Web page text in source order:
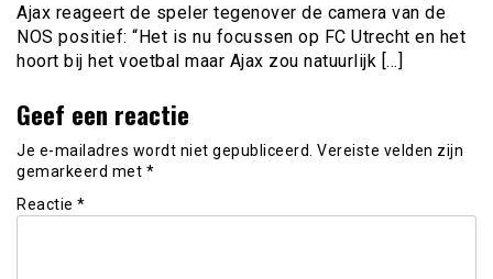
Ajax reageert de speler tegenover de camera van de
NOS positief: “Het is nu focussen op FC Utrecht en het
hoort bij het voetbal maar Ajax zou natuurlijk […]
Geef een reactie
Je e-mailadres wordt niet gepubliceerd. Vereiste velden zijn
gemarkeerd met *
Reactie *